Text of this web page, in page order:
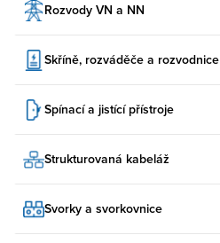
Rozvody VN a NN
Skříně, rozváděče a rozvodnice
Spínací a jistící přístroje
Strukturovaná kabeláž
Svorky a svorkovnice